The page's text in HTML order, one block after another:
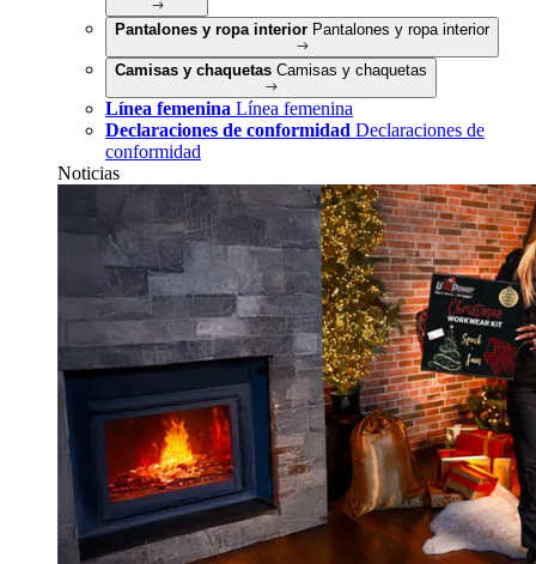
Pantalones y ropa interior Pantalones y ropa interior
Camisas y chaquetas Camisas y chaquetas
Línea femenina Línea femenina
Declaraciones de conformidad Declaraciones de
conformidad
Noticias